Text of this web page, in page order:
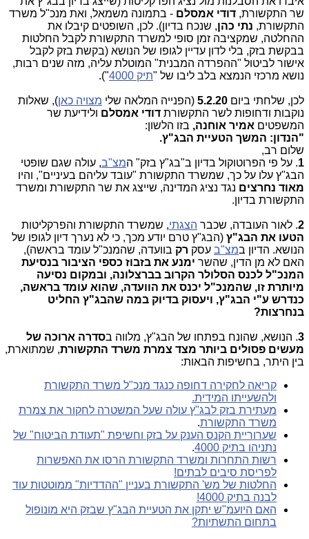
שר התקשורת, דודי אמסלם - בתמונה משמאל, ואת מנכ"ל משרד
התקשורת, נתי כהן, שנכח בדיון). לכן, השופטים קיבלו את
ההחלטה, שמקציבה זמן סופי למשרד התקשורת לקבל החלטות
בבקשת בזק, בלי לדון עדיין לגופו של הנושא (בקשת בזק לקבל
אישור לביטול "ההפרדה המבנית" המוטלת עליה, מזה שנים רבות,
נושא מרכזי הנמצא בלב ליבו של "תיק 4000 ").
לכן, שלחתי ביום 5.2.20 (הפנייה המלאה שלי מצויה כאן), שאלות
נוקבות ודחופות לשר התקשורת דודי אמסלם ולידיעת שר
המשפטים אמיר אוחנה, בזו הלשון:
"הנדון: המשך הטעיית הבג"ץ.
שלום רב,
1. על פי הפרוטוקול בדיון ב"בג"ץ בזק" המצ"ב, עולה שגם שופטי
הבג"ץ עלו על כך, שמשרד התקשורת "עובד עליהם בעיניים", והיו
מאוד נחרצים נגד נציג המדינה, שייצג את שר התקשורת ומשרד
התקשורת בדיון.
2. לאור העובדה, שכבר הצגתי, שמשרד התקשורת והפרקליטות
הטעו את הבג"ץ (הבג"ץ טרם יודע מכך, כי לא נערך דיון לגופו של
הנושא. הדיון במצ"ב עסק רק בוועדה, שהמנכ"ל עומד בראשה),
האם לא מן הדין, שהשר ימנע את בזבוז כספי הציבור בנסיעת
המנכ"ל לכנס הסלולר הקרוב בברצלונה, ובמקום נסיעה
מיותרת זו, שהמנכ"ל יכנס את הוועדה, שהוא עומד בראשה,
כנדרש ע"י הבג"ץ, ויעסוק בדיוק במה שהבג"ץ החליט
בנחרצות?
3. הנושא, שהונח בפתחו של הבג"ץ, מלווה בסדרה ארוכה של
מעשים פסולים ביותר מצד צמרת משרד התקשורת, שמתוארת,
בין היתר, בחשיפות הבאות:
קריאה לחקירה דחופה כנגד מנכ"ל משרד התקשורת
ולהשעייתו המידית.
מעתירת בזק לבג"ץ עולה שעל המשטרה לחקור את צמרת
משרד התקשורת.
שערוריית הקנס הענק על בזק וחשיפת "תעודת הביטוח" של
נתניהו בתיק 4000
.
רשות התחרות ומשרד התקשורת הרסו את האפשרות
לפריסת סיבים לבתים!
החלטות של מש' התקשורת בעניין "ההדדיות" ממוטטות עוד
לבנה בתיק 4000!
האם היועמ"ש יתקן את הטעיית הבג"ץ שבזק היא מונופול
בתחום התשתיות?